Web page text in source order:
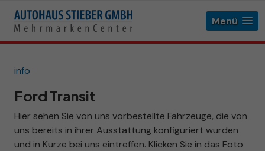
Menü
info
Ford Transit
Hier sehen Sie von uns vorbestellte Fahrzeuge, die von
uns bereits in ihrer Ausstattung konfiguriert wurden
und in Kürze bei uns eintreffen. Klicken Sie in das Foto